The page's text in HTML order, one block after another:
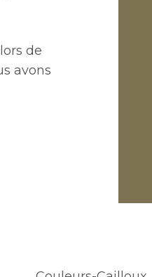
de
avons